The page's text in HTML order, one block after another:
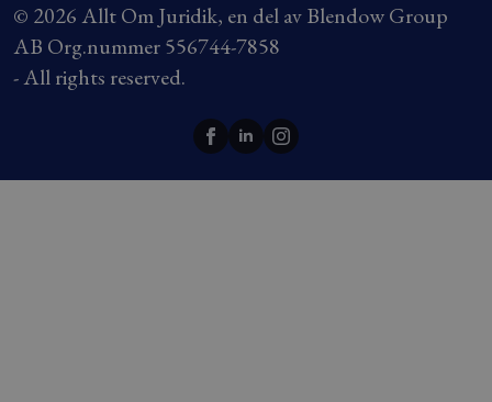
© 2026 Allt Om Juridik, en del av Blendow Group
AB Org.nummer 556744-7858
- All rights reserved.